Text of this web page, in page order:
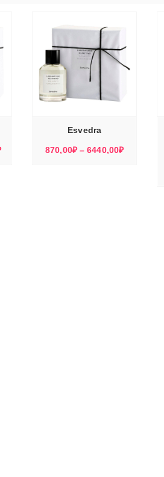
Диапазон
ЭТОТ
ТОВАР
ИМЕЕТ
МОЖНО
ВЫБРАТЬ
СТРАНИЦЕ
ТОВАРА.
Esvedra
870,00₽ – 6440,00₽Диапазон
ВЫБЕРИТЕ
ПАРАМЕТРЫ